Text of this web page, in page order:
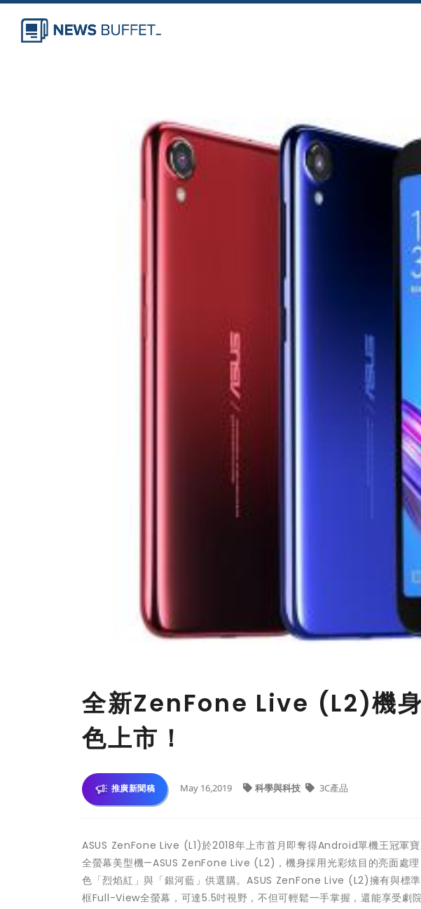
全新ZenFone Live (L2)機
色上市！
推廣新聞稿 May 16,2019 科學與科技 3C產品
ASUS ZenFone Live (L1)於2018年上市首月即奪得Android單機王冠軍
全螢幕美型機—ASUS ZenFone Live (L2)，機身採用光彩炫目的亮面處
色「烈焰紅」與「銀河藍」供選購。ASUS ZenFone Live (L2)擁有與標
框Full-View全螢幕，可達5.5吋視野，不但可輕鬆一手掌握，還能享受劇